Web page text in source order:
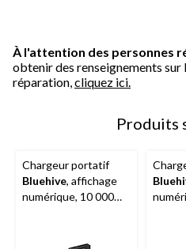
À l'attention des personnes
obtenir des renseignements
réparation, cliquez ici.
Produits
Chargeur portatif
Bluehive, affichage
numérique, 10 000